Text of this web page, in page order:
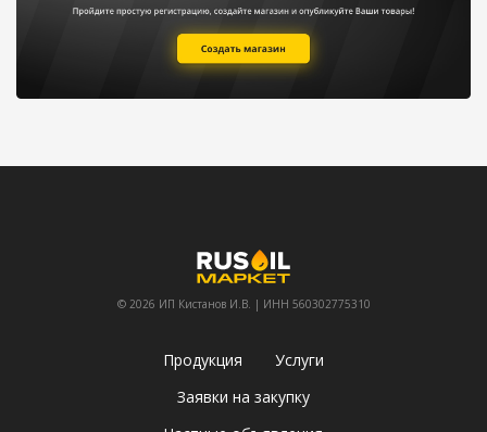
© 2026 ИП Кистанов И.В. | ИНН 560302775310
Продукция
Услуги
Заявки на закупку